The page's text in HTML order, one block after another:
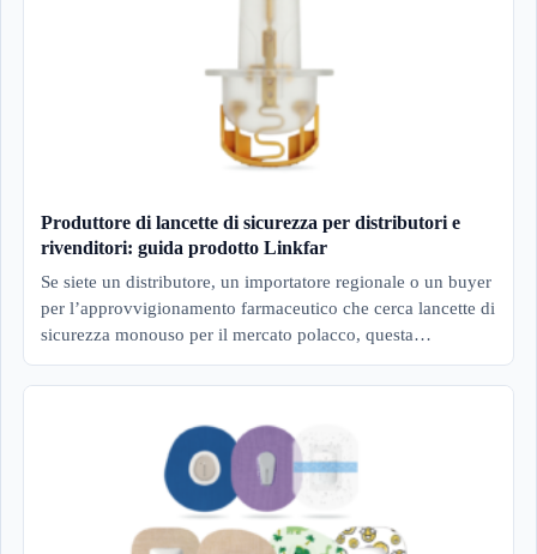
Produttore di lancette di sicurezza per distributori e
rivenditori: guida prodotto Linkfar
Se siete un distributore, un importatore regionale o un buyer
per l’approvvigionamento farmaceutico che cerca lancette di
sicurezza monouso per il mercato polacco, questa…